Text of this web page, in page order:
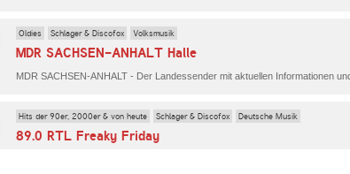
Oldies Schlager & Discofox Volksmusik
MDR SACHSEN-ANHALT Halle
Hits der 90er, 2000er & von heute Schlager & Discofox Deutsche Musik
89.0 RTL Freaky Friday